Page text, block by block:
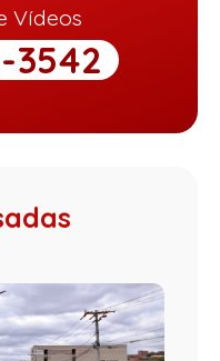
Vídeos
3542